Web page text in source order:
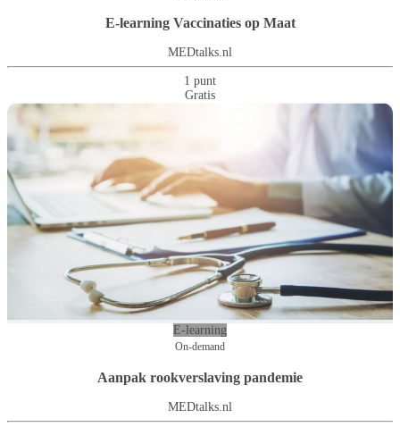
E-learning Vaccinaties op Maat
MEDtalks.nl
1 punt
Gratis
E-learning
On-demand
Aanpak rookverslaving pandemie
MEDtalks.nl